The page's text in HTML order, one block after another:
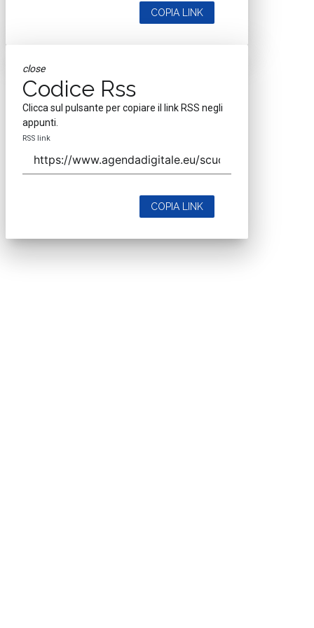
COPIA LINK
close
Codice Rss
Clicca sul pulsante per copiare il link RSS negli
appunti.
RSS link
COPIA LINK